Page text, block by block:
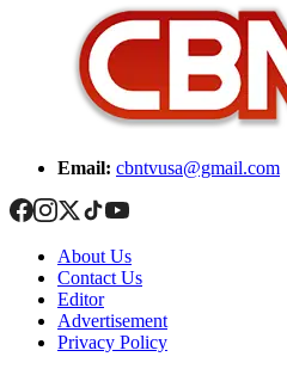
Email: cbntvusa@gmail.com
About Us
Contact Us
Editor
Advertisement
Privacy Policy